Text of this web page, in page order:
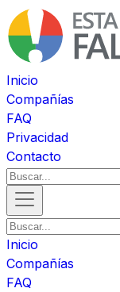
Inicio
Compañías
FAQ
Privacidad
Contacto
Inicio
Compañías
FAQ